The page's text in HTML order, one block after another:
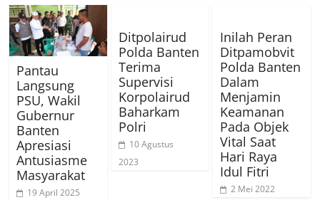
Pantau
Langsung
PSU, Wakil
Gubernur
Banten
Apresiasi
Antusiasme
Masyarakat
19 April 2025
Ditpolairud
Polda Banten
Terima
Supervisi
Korpolairud
Baharkam
Polri
10 Agustus
2023
Inilah Peran
Ditpamobvit
Polda Banten
Dalam
Menjamin
Keamanan
Pada Objek
Vital Saat
Hari Raya
Idul Fitri
2 Mei 2022